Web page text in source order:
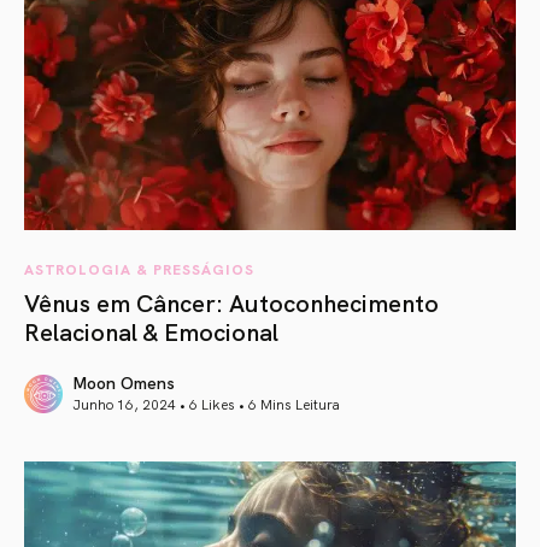
ASTROLOGIA & PRESSÁGIOS
Vênus em Câncer: Autoconhecimento
Relacional & Emocional
Moon Omens
Junho 16, 2024 • 6 Likes • 6 Mins Leitura